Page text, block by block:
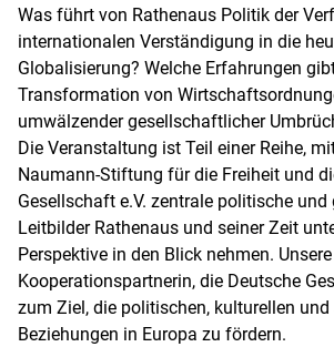
Was führt von Rathenaus Politik der
internationalen Verständigung in die
Globalisierung? Welche Erfahrungen
Transformation von
umwälzender gesellschaftlicher
Die Veranstaltung ist Teil einer Reihe,
Naumann-Stiftung für die Freiheit und
Gesellschaft e.V. zentrale politische
Leitbilder Rathenaus und seiner Zeit
Perspektive in den Blick nehmen. Unsere
Kooperationspartnerin, die Deutsche
zum Ziel, die politischen, kulturellen
Beziehungen in Europa zu fördern.